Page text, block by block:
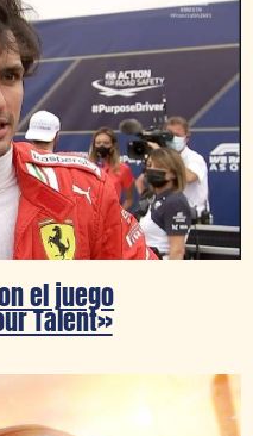
el juego
Talent»